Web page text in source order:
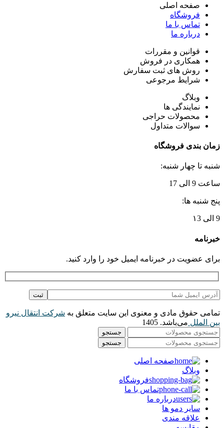
صفحه اصلی
فروشگاه
تماس با ما
درباره ما
قوانین و مقررات
همکاری در فروش
روش های ثبت سفارش
شرایط مرجوعی
وبلاگ
نمایندگی ها
محصولات حراجی
سوالات متداول
زمان بندی فروشگاه
شنبه تا چهار شنبه:
ساعت 9 الی 17
پنج شنبه ها:
9 الی ۱3
خبرنامه
برای عضویت در خبرنامه ایمیل خود را وارد کنید.
تمامی حقوق مادی و معنوی این سایت متعلق به شرکت انتقال نیرو
بین الملل می‌باشد. 1405
جستجو
جستجو
صفحه اصلی
وبلاگ
فروشگاه
تماس با ما
درباره ما
سایر دمو ها
علاقه مندی